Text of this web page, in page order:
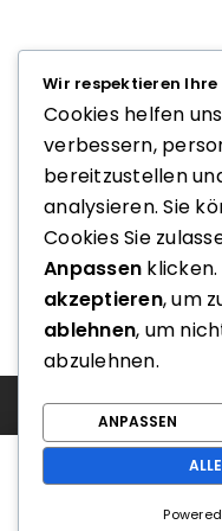
Wir respektieren
Cookies helfen
verbessern,
bereitzustellen
analysieren. Sie
Cookies Sie
Anpassen klicken.
akzeptieren, um
ablehnen, um
abzulehnen.
ANPASSEN